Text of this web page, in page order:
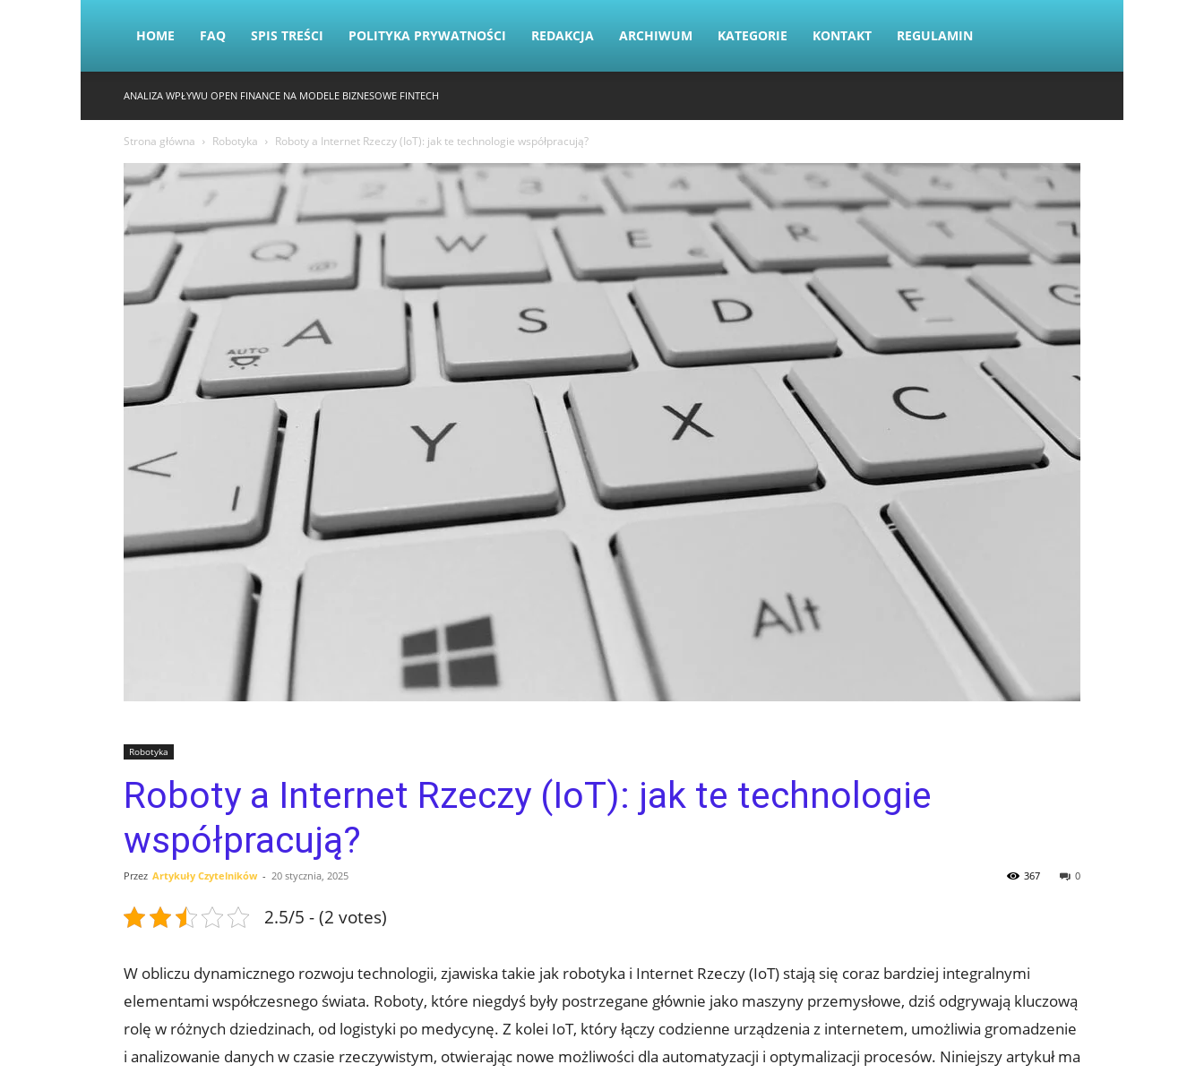
HOME FAQ SPIS TREŚCI POLITYKA PRYWATNOŚCI REDAKCJA ARCHIWUM KATEGORIE KONTAKT REGULAMIN
ANALIZA WPŁYWU OPEN FINANCE NA MODELE BIZNESOWE FINTECH
Strona główna Robotyka Roboty a Internet Rzeczy (IoT): jak te technologie współpracują?
Robotyka
Roboty a Internet Rzeczy (IoT): jak te technologie
współpracują?
Przez Artykuły Czytelników - 20 stycznia, 2025 0
367
2.5/5 - (2 votes)
W obliczu dynamicznego rozwoju technologii, ​zjawiska takie jak ⁢robotyka i Internet Rzeczy (IoT) stają się coraz bardziej integralnymi
elementami współczesnego świata. Roboty, które niegdyś były postrzegane⁢ głównie jako maszyny przemysłowe,⁤ dziś odgrywają kluczową
rolę w⁢ różnych dziedzinach, od​ logistyki po medycynę. Z ⁢kolei IoT,​ który łączy codzienne urządzenia z⁢ internetem,⁤ umożliwia gromadzenie
i analizowanie ⁢danych w czasie rzeczywistym, otwierając ​nowe możliwości dla automatyzacji i optymalizacji ⁤procesów. Niniejszy artykuł ma⁣